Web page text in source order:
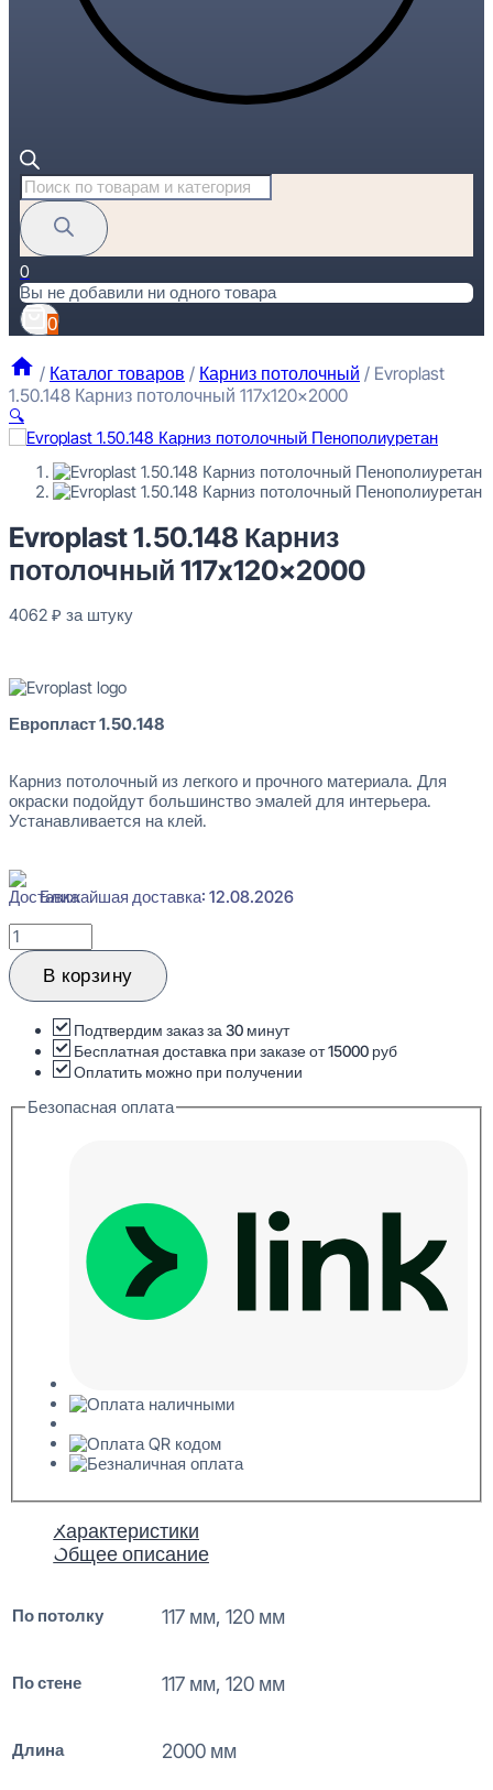
Поиск
товаров
0
Вы не добавили ни одного товара
0
/ Каталог товаров / Карниз потолочный / Evroplast
1.50.148 Карниз потолочный 117x120x2000
🔍
Evroplast 1.50.148 Карниз потолочный 117x120x2000
Перейти в избранное Закрыть
Evroplast 1.50.148 Карниз
потолочный 117x120x2000
4062 ₽ за штуку
Европласт 1.50.148
Карниз потолочный из легкого и прочного материала. Для
окраски подойдут большинство эмалей для интерьера.
Устанавливается на клей.
Ближайшая доставка: 12.08.2026
Количество
товара
Evroplast
1.50.148
потолочный
117x120x2000
В корзину
Подтвердим заказ за 30 минут
Бесплатная доставка при заказе от 15000 руб
Оплатить можно при получении
Безопасная оплата
Характеристики
Общее описание
По потолку 117 мм, 120 мм
По стене 117 мм, 120 мм
Длина 2000 мм